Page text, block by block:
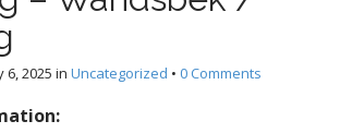
6, 2025 in Uncategorized • 0 Comments